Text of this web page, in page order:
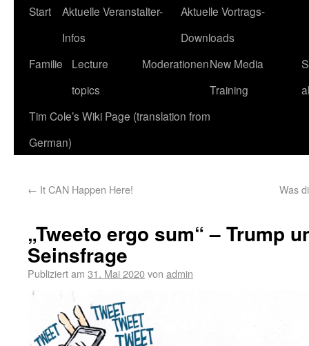
Start
Aktuelle Veranstalter-
Infos
Aktuelle Vortrags-
Downloads
Familie
Lecture
topics
ModerationenNew Media
Training
Tim Cole’s Wiki Page (translation from
German)
← It CAN Happen Here! Was
„Tweeto ergo sum“ – Trump
Seinsfrage
Publiziert am 31. Mai 2020von admin